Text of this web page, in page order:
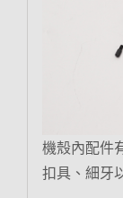
機殼內配件
扣具、細牙